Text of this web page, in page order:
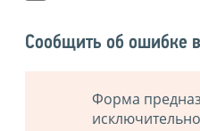
Сообщить об ошибке в
Форма